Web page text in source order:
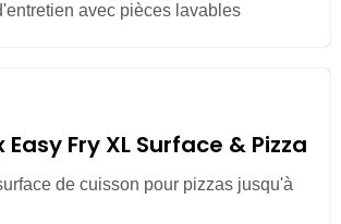
avec pièces lavables
Easy Fry XL Surface & Pizza
de cuisson pour pizzas jusqu'à